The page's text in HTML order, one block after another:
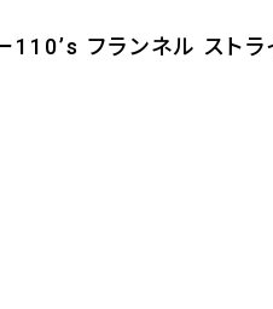
110’s フランネル スト